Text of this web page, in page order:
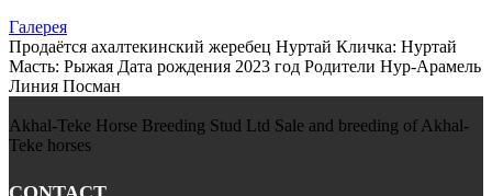
Галерея
Продаётся ахалтекинский жеребец Нуртай Кличка: Нуртай
Масть: Рыжая Дата рождения 2023 год Родители Нур-Арамель
Линия Посман
Akhal-Teke Horse Breeding Stud Ltd Sale and breeding of Akhal-
Teke horses